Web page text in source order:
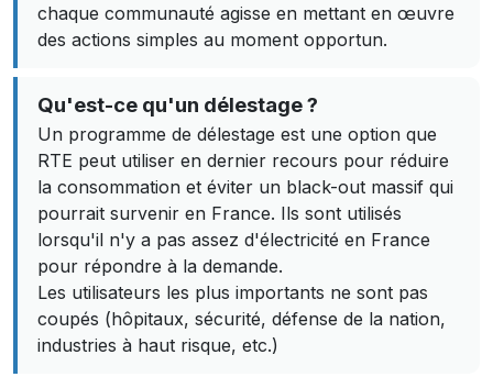
chaque communauté agisse en mettant en œuvre
des actions simples au moment opportun.
Qu'est-ce qu'un délestage ?
Un programme de délestage est une option que
RTE peut utiliser en dernier recours pour réduire
la consommation et éviter un black-out massif qui
pourrait survenir en France. Ils sont utilisés
lorsqu'il n'y a pas assez d'électricité en France
pour répondre à la demande.
Les utilisateurs les plus importants ne sont pas
coupés (hôpitaux, sécurité, défense de la nation,
industries à haut risque, etc.)